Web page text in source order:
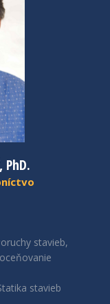
PhD.
stavieb,
stavieb